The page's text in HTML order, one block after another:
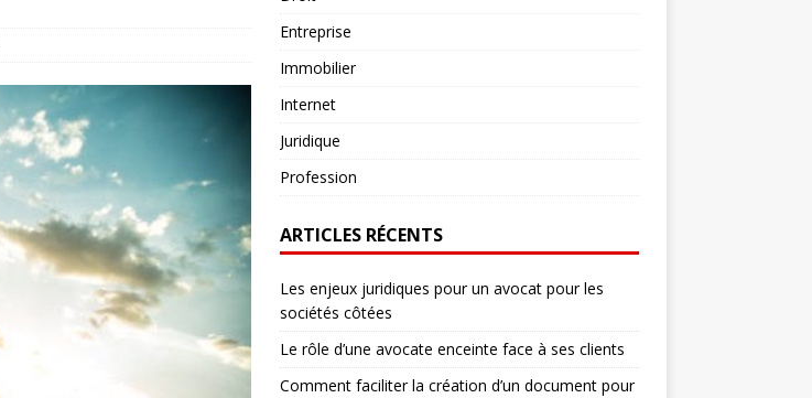
Entreprise
Immobilier
Internet
Juridique
Profession
ARTICLES RÉCENTS
Les enjeux juridiques pour un avocat pour les
sociétés côtées
Le rôle d’une avocate enceinte face à ses clients
Comment faciliter la création d’un document pour